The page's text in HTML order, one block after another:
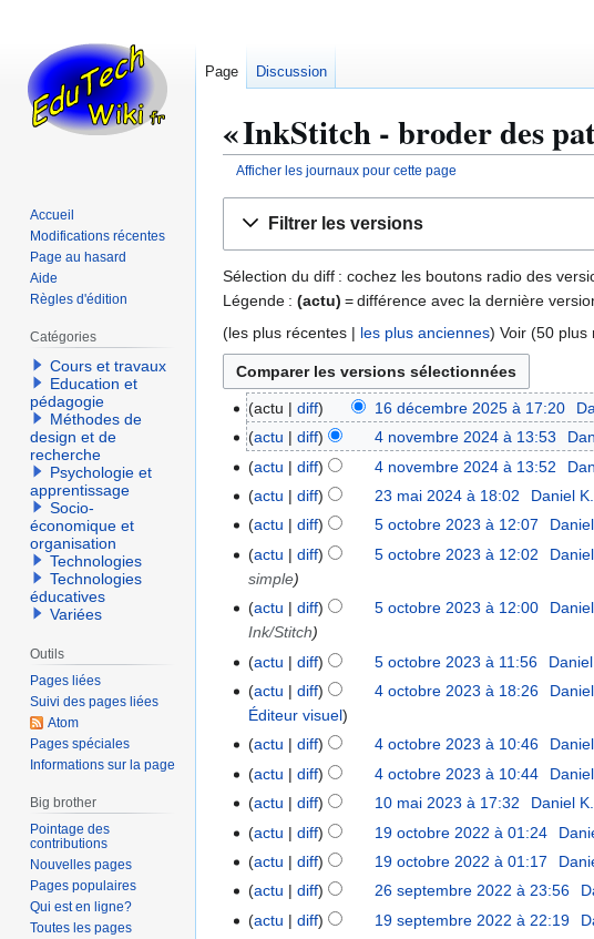
« InkStitch - broder des
Afficher les journaux pour cette page
navigation
recherche
Filtrer les versions
Sélection du diff : cochez les boutons radio des
Légende : (actu) = différence avec la dernière
(les plus récentes | les plus anciennes) Voir (50 plus
m
actu diff 16 décembre 2025 à 17:20
m
actu diff 4 novembre 2024 à 13:53
actu
diff 4 novembre 2024 à 13:52
actu diff 23 mai 2024 à 18:02 Daniel
actu diff 5 octobre 2023 à 12:07
actu
diff 5 octobre 2023 à 12:02
simple
actu
diff 5 octobre 2023 à 12:00
Ink/Stitch
actu
diff 5 octobre 2023 à 11:56
actu diff 4 octobre 2023 à 18:26
Éditeur visuel
actu
diff 4 octobre 2023 à 10:46
actu
diff 4 octobre 2023 à 10:44
actu diff 10 mai 2023 à 17:32 Daniel
actu diff 19 octobre 2022 à 01:24
actu
diff 19 octobre 2022 à 01:17
actu diff 26 septembre 2022 à 23:56
Aactu diff 19 septembre 2022 à 22:19
Page Discussion
Accueil
Modifications récentes
Page au hasard
Aide
Règles d'édition
Catégories
Cours et travaux
Education et
pédagogie
Méthodes de
design et de
recherche
Psychologie et
apprentissage
Socio-
économique et
organisation
Technologies
Technologies
éducatives
Variées
Outils
Pages liées
Suivi des pages liées
Atom
Pages spéciales
Informations sur la page
Big brother
Pointage des
contributions
Nouvelles pages
Pages populaires
Qui est en ligne?
Toutes les pages